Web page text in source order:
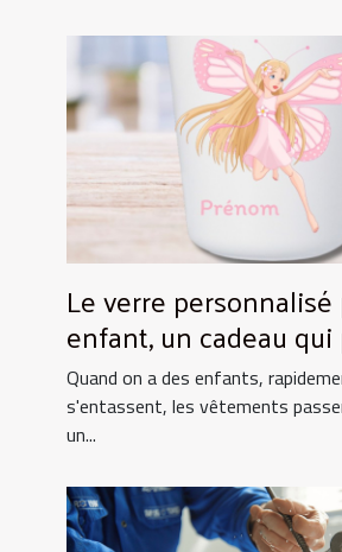
Le verre
enfant, un cadeau
toujours !
Quand on a des enfants,
s'entassent, les vêtements
un...